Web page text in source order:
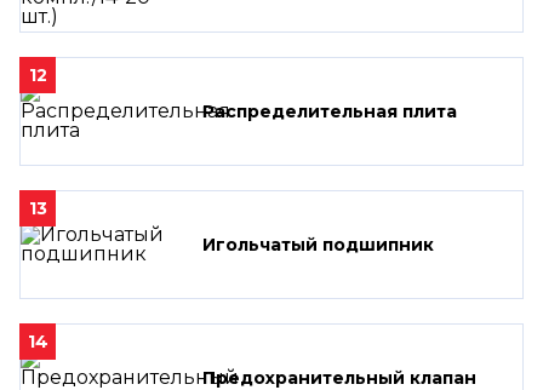
12
Распределительная плита
13
Игольчатый подшипник
14
Предохранительный клапан